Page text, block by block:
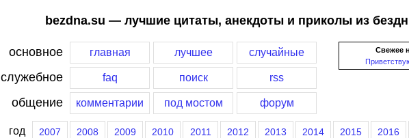
bezdna.su — лучшие цитаты, анекдоты и приколы из
Свежее
основное главная лучшее случайные
служебное faq поиск rss
общение комментарии под мостом форум
год 2007 2008 2009 2010 2011 2012 2013 2014 2015 2016